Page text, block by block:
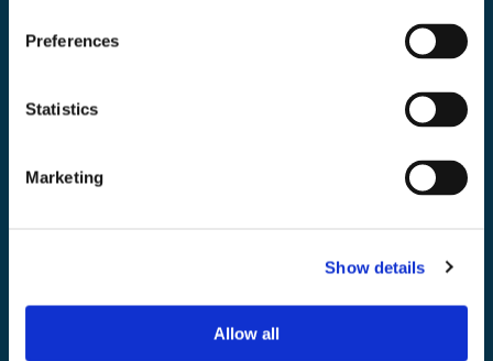
Preferences
Statistics
Marketing
Show details
Allow all
Ja, ni får publicera min fråga
Nyhetsbrev
Bli medlem i vårt nyhetsbrev och ta del av våra nyheter och erbjudande.